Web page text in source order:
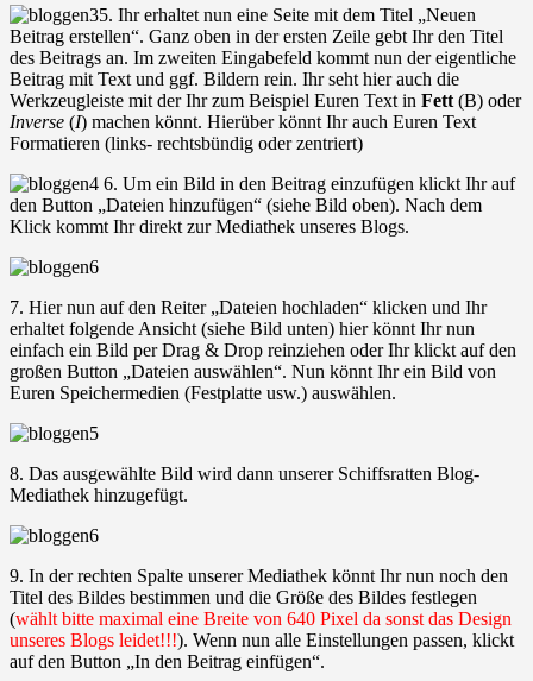
5. Ihr erhaltet nun eine Seite mit dem Titel „Neuen
Beitrag erstellen“. Ganz oben in der ersten Zeile gebt Ihr den Titel
des Beitrags an. Im zweiten Eingabefeld kommt nun der eigentliche
Beitrag mit Text und ggf. Bildern rein. Ihr seht hier auch die
Werkzeugleiste mit der Ihr zum Beispiel Euren Text in Fett (B) oder
Inverse (I) machen könnt. Hierüber könnt Ihr auch Euren Text
Formatieren (links- rechtsbündig oder zentriert)
6. Um ein Bild in den Beitrag einzufügen klickt Ihr auf
den Button „Dateien hinzufügen“ (siehe Bild oben). Nach dem
Klick kommt Ihr direkt zur Mediathek unseres Blogs.
7. Hier nun auf den Reiter „Dateien hochladen“ klicken und Ihr
erhaltet folgende Ansicht (siehe Bild unten) hier könnt Ihr nun
einfach ein Bild per Drag & Drop reinziehen oder Ihr klickt auf den
großen Button „Dateien auswählen“. Nun könnt Ihr ein Bild von
Euren Speichermedien (Festplatte usw.) auswählen.
8. Das ausgewählte Bild wird dann unserer Schiffsratten Blog-
Mediathek hinzugefügt.
9. In der rechten Spalte unserer Mediathek könnt Ihr nun noch den
Titel des Bildes bestimmen und die Größe des Bildes festlegen
(wählt bitte maximal eine Breite von 640 Pixel da sonst das Design
unseres Blogs leidet!!!). Wenn nun alle Einstellungen passen, klickt
auf den Button „In den Beitrag einfügen“.